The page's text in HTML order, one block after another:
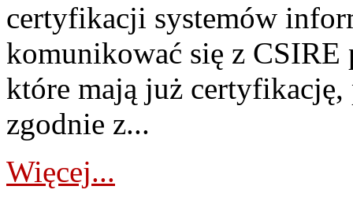
certyfikacji systemów
komunikować się z
które mają już
zgodnie z...
Więcej...